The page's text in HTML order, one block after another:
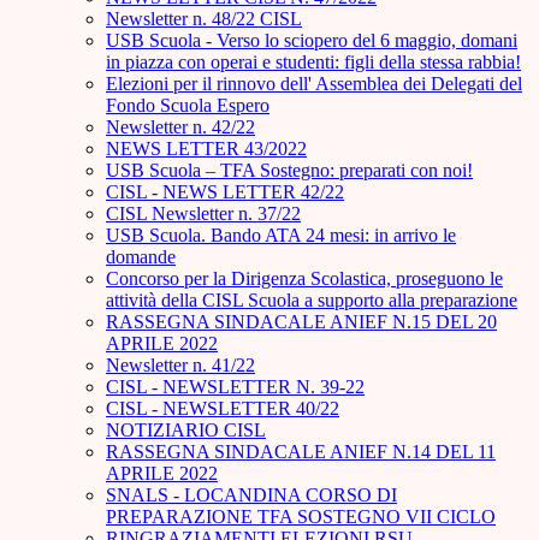
Newsletter n. 48/22 CISL
USB Scuola - Verso lo sciopero del 6 maggio, domani
in piazza con operai e studenti: figli della stessa rabbia!
Elezioni per il rinnovo dell' Assemblea dei Delegati del
Fondo Scuola Espero
Newsletter n. 42/22
NEWS LETTER 43/2022
USB Scuola – TFA Sostegno: preparati con noi!
CISL - NEWS LETTER 42/22
CISL Newsletter n. 37/22
USB Scuola. Bando ATA 24 mesi: in arrivo le
domande
Concorso per la Dirigenza Scolastica, proseguono le
attività della CISL Scuola a supporto alla preparazione
RASSEGNA SINDACALE ANIEF N.15 DEL 20
APRILE 2022
Newsletter n. 41/22
CISL - NEWSLETTER N. 39-22
CISL - NEWSLETTER 40/22
NOTIZIARIO CISL
RASSEGNA SINDACALE ANIEF N.14 DEL 11
APRILE 2022
SNALS - LOCANDINA CORSO DI
PREPARAZIONE TFA SOSTEGNO VII CICLO